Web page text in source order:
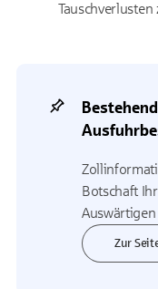
Tauschverlusten
Botschaft
Auswärtigen
Zur